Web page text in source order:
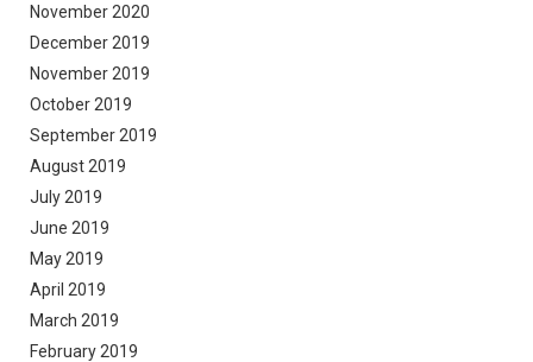
November 2020
December 2019
November 2019
October 2019
September 2019
August 2019
July 2019
June 2019
May 2019
April 2019
March 2019
February 2019